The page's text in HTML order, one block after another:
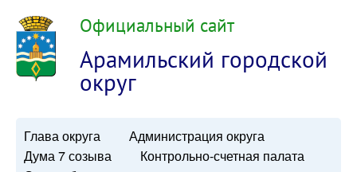
Официальный сайт
Арамильский городской
округ
Глава округа
Администрация округа
Дума 7 созыва
Контрольно-счетная палата